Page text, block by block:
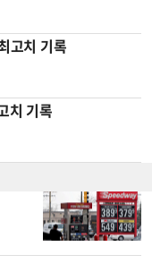
고치 기록
치 기록